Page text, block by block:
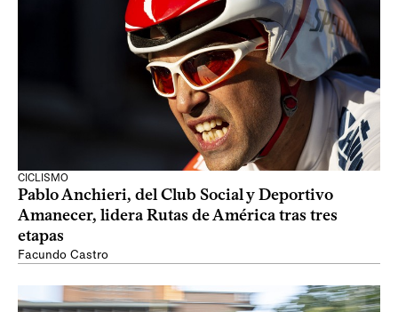
CICLISMO
Pablo Anchieri, del Club Social y Deportivo
Amanecer, lidera Rutas de América tras tres
etapas
Facundo Castro